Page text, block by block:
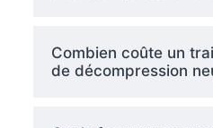
Combien coûte un
de décompression